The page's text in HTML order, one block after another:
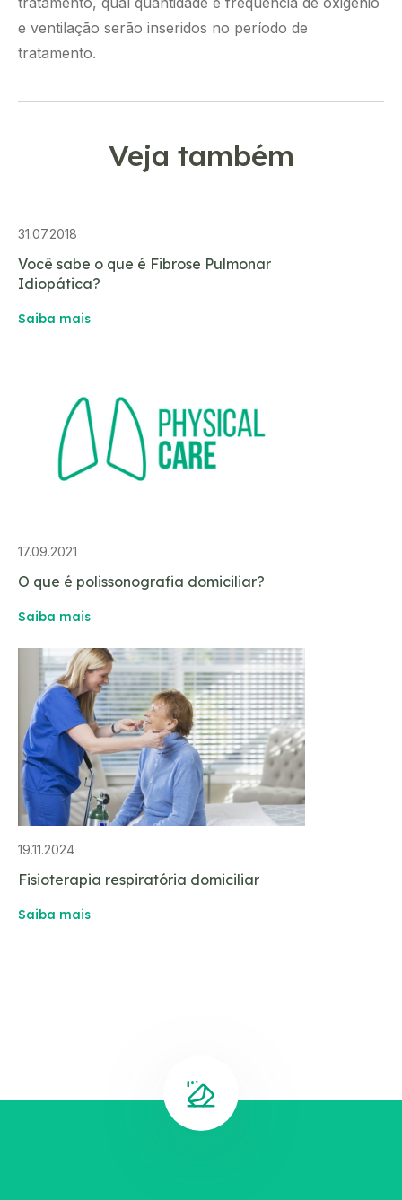
e ventilação serão inseridos no período de
tratamento.
Veja também
31.07.2018
Você sabe o que é Fibrose Pulmonar
Idiopática?
Saiba mais
17.09.2021
O que é polissonografia domiciliar?
Saiba mais
19.11.2024
Fisioterapia respiratória domiciliar
Saiba mais